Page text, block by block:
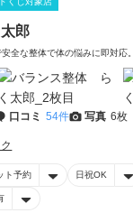
郎
全な整体で体の悩みに即対応。
口コミ 54件 写真 6枚
ト予約 日祝OK